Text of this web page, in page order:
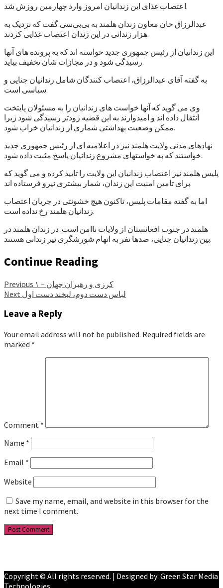
اعتصاب غذای این زندانیان امروز وارد چهارمین روزش شد.
عبدالرزاق خان معاون زندان هلمند به بی‌بی‌سی گفت که نزدیک به
هزار زندانی در این زندان اعتصاب غذایی کردند.
این زندانیان از رئیس جمهوری جدید خواسته اند که به پرونده های آنها
رسیدگی شود و در مجازات شان تخفیف بیاید.
به گفته آقای عبدالرزاق، اعتصاب کنندگان شامل زندانیان جنایی و
سیاسی است.
وی می گوید که آنها خواست های زندانیان را به مسئولان پایتخت
انتقال داده اند و امیدوارند به این قضیه زودتر رسیدگی شود زیرا
ممکن وضعیت بهداشتی شماری از زندانیان خراب شود.
نهادهای مدنی ولایت هلمند نیز در اعلامیه ای از رئیس جمهوری جدید
خواستند که به خواستهای مشروع زندانیان پاسخ مثبت داده شود.
پلیس هلمند نیز اعتصاب زندانیان این ولایت را تایید کرده و می گوید که
برای تامین امنیت این زندان، شمار بیشتری نیرو فرستاده اند.
اما به گفته مقامات پلیس، تاکنون هیچ خشونتی در جریان اعتصاب
زندانیان هلمند رخ نداده است.
هلمند در جنوب افغانستان از ولایات ناامن است. در زندان هلمند در
بین زندانیان جنایی، صدها نفر به اتهام شورشگری نیز زندانی هستند.
Continue Reading
Previous
کرزی و رهبران جهان – ۱
Next لباس دست دوم، لبخند دست اول
Leave a Reply
Your email address will not be published. Required fields are
marked *
Comment *
Name *
Email *
Website
Save my name, email, and website in this browser for the
next time I comment.
Copyright © All rights reserved. | Designed by: Green Star Media